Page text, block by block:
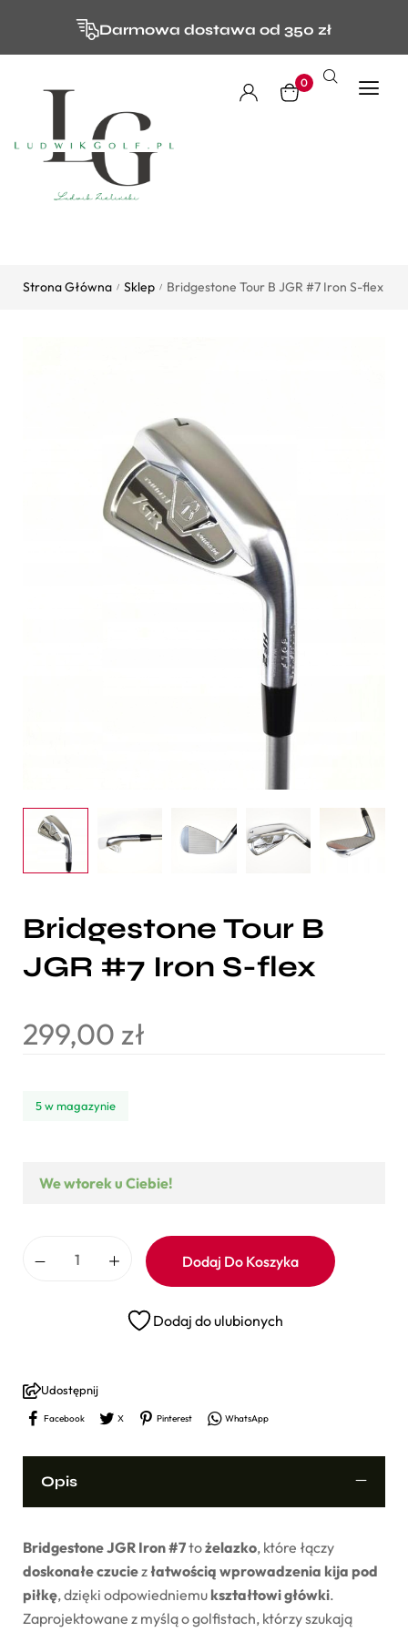
Darmowa dostawa od 350 zł
0
Strona Główna / Sklep / Bridgestone Tour B JGR #7 Iron S-flex
Bridgestone Tour B
JGR #7 Iron S-flex
299,00 zł
5 w magazynie
We wtorek u Ciebie!
Dodaj Do Koszyka
Dodaj do ulubionych
Udostępnij
Facebook X Pinterest WhatsApp
Opis
Bridgestone JGR Iron #7tożelazko, które łączy
doskonałe czuciez łatwością wprowadzenia kija pod
piłkę, dzięki odpowiedniemu kształtowi główki.
Zaprojektowane z myślą o golfistach, którzy szukają